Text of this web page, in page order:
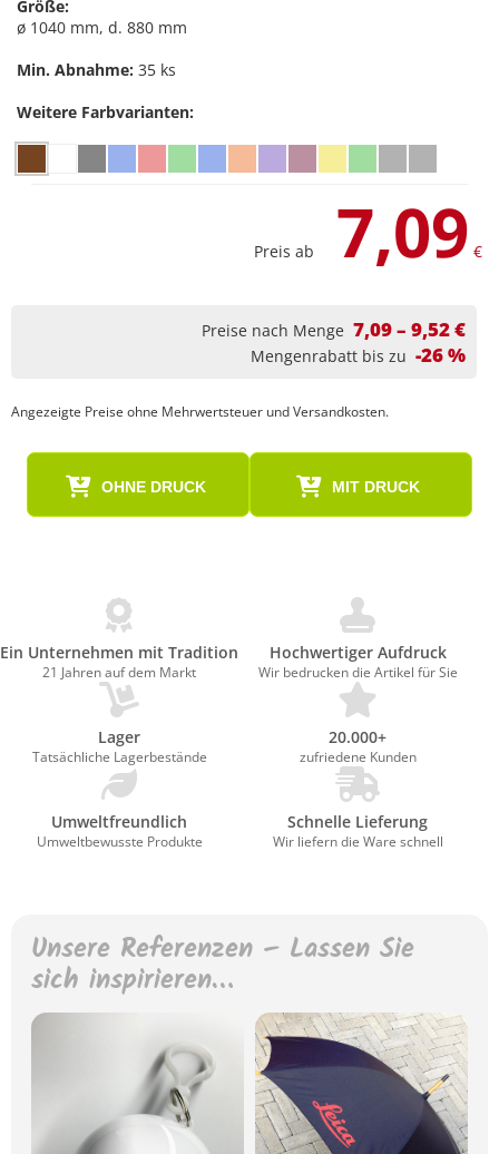
Größe:
ø 1040 mm, d. 880 mm
Min. Abnahme: 35 ks
Weitere Farbvarianten:
Preis ab 7,09 €
Preise nach Menge 7,09 – 9,52 €
Mengenrabatt bis zu -26 %
Angezeigte Preise ohne Mehrwertsteuer und Versandkosten.
OHNE DRUCK MIT DRUCK
Ein Unternehmen mit Tradition
21 Jahren auf dem Markt
Hochwertiger Aufdruck
Wir bedrucken die Artikel für Sie
Lager
Tatsächliche Lagerbestände
20.000+
zufriedene Kunden
Umweltfreundlich
Umweltbewusste Produkte
Schnelle Lieferung
Wir liefern die Ware schnell
Unsere Referenzen – Lassen Sie
sich inspirieren…